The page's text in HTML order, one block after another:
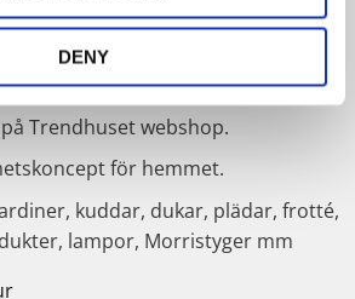
DENY
i enlighet med vårintegritetspolicy.
Trendhuset webshop.
för hemmet.
kuddar, dukar, plädar, frotté,
lampor, Morristyger mm